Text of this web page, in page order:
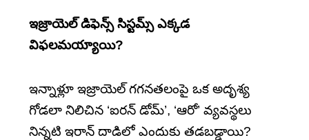
ఇజ్రాయెల్ డిఫెన్స్ సిస్టమ్స్ ఎక్కడ
విఫలమయ్యాయి?
ఇన్నాళ్లూ ఇజ్రాయెల్ గగనతలంపై ఒక అదృశ్య
గోడలా నిలిచిన ‘ఐరన్ డోమ్’, ‘ఆరో’ వ్యవస్థలు
నిన్నటి ఇరాన్ దాడిలో ఎందుకు తడబడ్డాయి?